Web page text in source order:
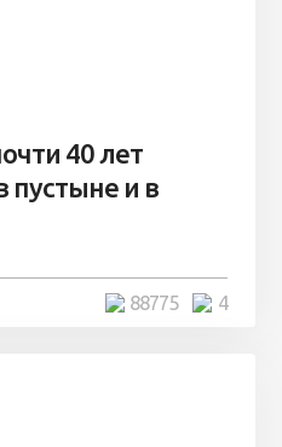
40 лет
пустыне и в
4
88775